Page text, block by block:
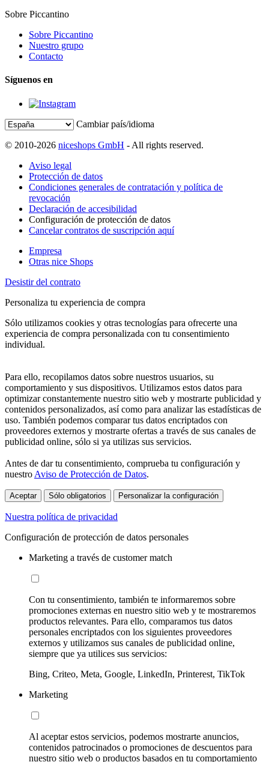
Sobre Piccantino
Sobre Piccantino
Nuestro grupo
Contacto
Síguenos en
Cambiar país/idioma
© 2010-2026 niceshops GmbH - All rights reserved.
Aviso legal
Protección de datos
Condiciones generales de contratación y política de
revocación
Declaración de accesibilidad
Configuración de protección de datos
Cancelar contratos de suscripción aquí
Empresa
Otras nice Shops
Desistir del contrato
Personaliza tu experiencia de compra
Sólo utilizamos cookies y otras tecnologías para ofrecerte una
experiencia de compra personalizada con tu consentimiento
individual.
Para ello, recopilamos datos sobre nuestros usuarios, su
comportamiento y sus dispositivos. Utilizamos estos datos para
optimizar constantemente nuestro sitio web y mostrarte publicidad y
contenidos personalizados, así como para analizar las estadísticas de
uso. También podemos comparar tus datos encriptados con
proveedores externos y mostrarte ofertas a través de sus canales de
publicidad online, sólo si ya utilizas sus servicios.
Antes de dar tu consentimiento, comprueba tu configuración y
nuestro Aviso de Protección de Datos.
Aceptar Sólo obligatorios Personalizar la configuración
Nuestra política de privacidad
Configuración de protección de datos personales
Marketing a través de customer match
Con tu consentimiento, también te informaremos sobre
promociones externas en nuestro sitio web y te mostraremos
productos relevantes. Para ello, comparamos tus datos
personales encriptados con los siguientes proveedores
externos y utilizamos sus canales de publicidad online,
siempre que ya utilices sus servicios:
Bing, Criteo, Meta, Google, LinkedIn, Printerest, TikTok
Marketing
Al aceptar estos servicios, podemos mostrarte anuncios,
contenidos patrocinados o promociones de descuentos para
nuestro sitio web o productos basados en tu comportamiento